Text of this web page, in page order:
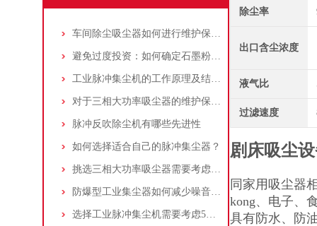
车间除尘吸尘器如何进行维护保养？
避免过度投资：如何确定石墨粉尘除尘器的合理价格区间
工业脉冲集尘机的工作原理及结构特点说明
对于三相大功率吸尘器的维护保养，你了解多少
脉冲反吹除尘机有哪些先进性
如何选择适合自己的脉冲集尘器？
挑选三相大功率吸尘器需要考虑哪些问题？
防爆型工业集尘器如何减少噪音?三个方法轻松解决
选择工业脉冲集尘机需要考虑5大因素,你都了解吗?
除尘率
出口含尘浓度
液气比
过滤速度
剧床吸尘
同家用吸尘器
kong、电子、
具有防水、防